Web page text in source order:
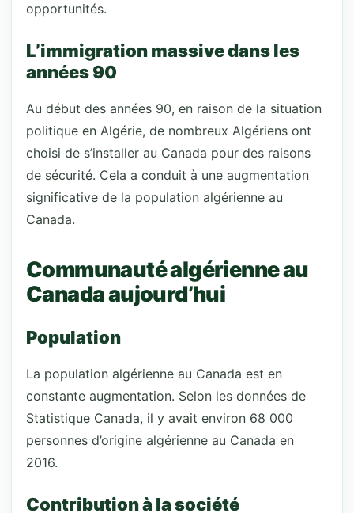
opportunités.
L’immigration massive dans les
années 90
Au début des années 90, en raison de la situation
politique en Algérie, de nombreux Algériens ont
choisi de s’installer au Canada pour des raisons
de sécurité. Cela a conduit à une augmentation
significative de la population algérienne au
Canada.
Communauté algérienne au
Canada aujourd’hui
Population
La population algérienne au Canada est en
constante augmentation. Selon les données de
Statistique Canada, il y avait environ 68 000
personnes d’origine algérienne au Canada en
2016.
Contribution à la société